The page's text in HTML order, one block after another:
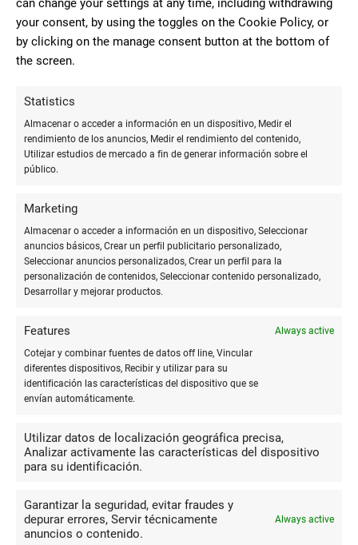
can change your settings at any time, including withdrawing
your consent, by using the toggles on the Cookie Policy, or
by clicking on the manage consent button at the bottom of
the screen.
Statistics
Almacenar o acceder a información en un dispositivo, Medir el
rendimiento de los anuncios, Medir el rendimiento del contenido,
Utilizar estudios de mercado a fin de generar información sobre el
público.
Marketing
Almacenar o acceder a información en un dispositivo, Seleccionar
anuncios básicos, Crear un perfil publicitario personalizado,
Seleccionar anuncios personalizados, Crear un perfil para la
personalización de contenidos, Seleccionar contenido personalizado,
Desarrollar y mejorar productos.
Features
Always active
Cotejar y combinar fuentes de datos off line, Vincular
diferentes dispositivos, Recibir y utilizar para su
identificación las características del dispositivo que se
envían automáticamente.
Utilizar datos de localización geográfica precisa,
Analizar activamente las características del dispositivo
para su identificación.
Garantizar la seguridad, evitar fraudes y
depurar errores, Servir técnicamente
anuncios o contenido.
Always active
hechos de fibras recicladas o renovables suelen tener un
menor impacto ambiental.
Finalmente, investigar sobre las prácticas de la empresa y su
empresas transparentes y dedicadas a la sostenibilidad
suelen ser más fiables.
Criterios de selección
Algunos criterios clave a tener en cuenta al seleccionar
Certificaciones ecológicas:Asegurarse de que
el producto tenga certificaciones reconocidas
internacionalmente.
Materiales renovables:
Optar por productos
hechos de materiales que se regeneran
rápidamente.
Considerar el uso de energía, agua y otros
recursos en la producción.
sostenibilidad:Investigar las prácticas y
políticas de sostenibilidad de la empresa.